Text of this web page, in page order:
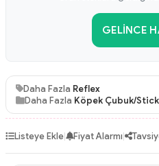
GELINCE
Daha Fazla Reflex
Daha Fazla Köpek Çubuk/
Listeye Ekle| Fiyat Alarmı|